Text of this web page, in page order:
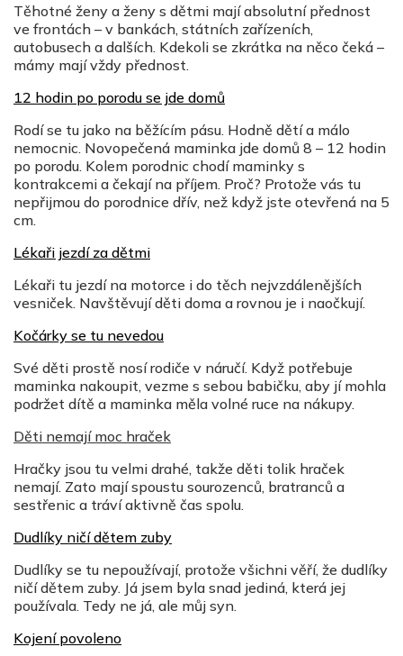
Těhotné ženy a ženy s dětmi mají absolutní přednost
ve frontách – v bankách, státních zařízeních,
autobusech a dalších. Kdekoli se zkrátka na něco čeká –
mámy mají vždy přednost.
12 hodin po porodu se jde domů
Rodí se tu jako na běžícím pásu. Hodně dětí a málo
nemocnic. Novopečená maminka jde domů 8 – 12 hodin
po porodu. Kolem porodnic chodí maminky s
kontrakcemi a čekají na příjem. Proč? Protože vás tu
nepřijmou do porodnice dřív, než když jste otevřená na 5
cm.
Lékaři jezdí za dětmi
Lékaři tu jezdí na motorce i do těch nejvzdálenějších
vesniček. Navštěvují děti doma a rovnou je i naočkují.
Kočárky se tu nevedou
Své děti prostě nosí rodiče v náručí. Když potřebuje
maminka nakoupit, vezme s sebou babičku, aby jí mohla
podržet dítě a maminka měla volné ruce na nákupy.
Děti nemají moc hraček
Hračky jsou tu velmi drahé, takže děti tolik hraček
nemají. Zato mají spoustu sourozenců, bratranců a
sestřenic a tráví aktivně čas spolu.
Dudlíky ničí dětem zuby
Dudlíky se tu nepoužívají, protože všichni věří, že dudlíky
ničí dětem zuby. Já jsem byla snad jediná, která jej
používala. Tedy ne já, ale můj syn.
Kojení povoleno